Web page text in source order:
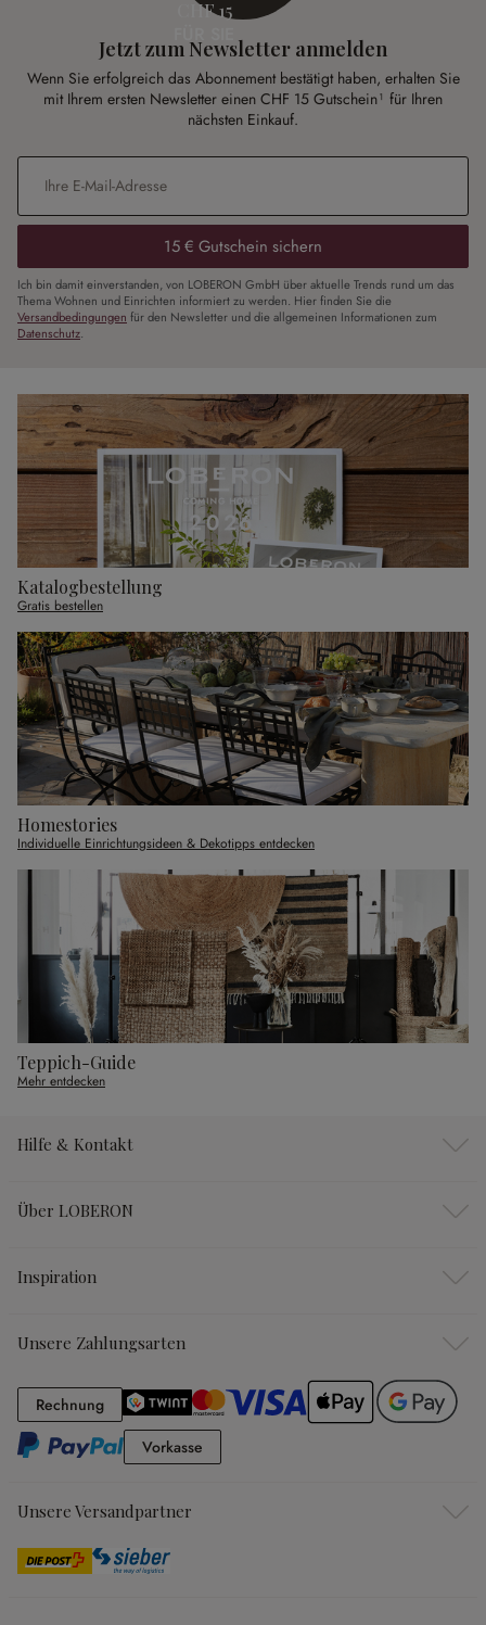
CHF 15
Jetzt zum Newsletter anmelden
Wenn Sie erfolgreich das Abonnement bestätigt haben, erhalten Sie
mit Ihrem ersten Newsletter einen CHF 15 Gutschein¹ für Ihren
nächsten Einkauf.
E-Mail-Adresse
15 € Gutschein sichern
Ich bin damit einverstanden, von LOBERON GmbH über aktuelle Trends rund um das
Thema Wohnen und Einrichten informiert zu werden. Hier finden Sie die
Versandbedingungen für den Newsletter und die allgemeinen Informationen zum
Datenschutz.
Katalogbestellung
Gratis bestellen
Homestories
Individuelle Einrichtungsideen & Dekotipps entdecken
Teppich-Guide
Mehr entdecken
Hilfe & Kontakt
Über LOBERON
Inspiration
Unsere Zahlungsarten
RechnungRechnung
Vorkasse
Unsere Versandpartner